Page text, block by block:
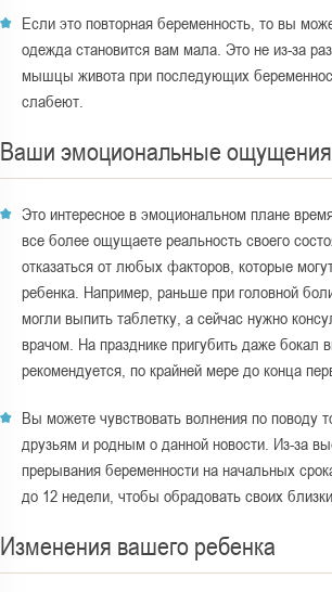
Если это повторная беременность, то вы
одежда становится вам мала. Это не из-за
мышцы живота при последующих
слабеют.
Ваши эмоциональные ощущения
Это интересное в эмоциональном плане
все более ощущаете реальность своего
отказаться от любых факторов, которые
ребенка. Например, раньше при головной
могли выпить таблетку, а сейчас нужно
врачом. На празднике пригубить даже бокал
рекомендуется, по крайней мере до конца
Вы можете чувствовать волнения по поводу
друзьям и родным о данной новости. Из-за
прерывания беременности на начальных
до 12 недели, чтобы обрадовать своих
Изменения вашего ребенка